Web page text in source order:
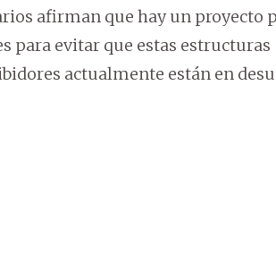
afirman que hay un proyecto
para evitar que estas estructuras
actualmente están en